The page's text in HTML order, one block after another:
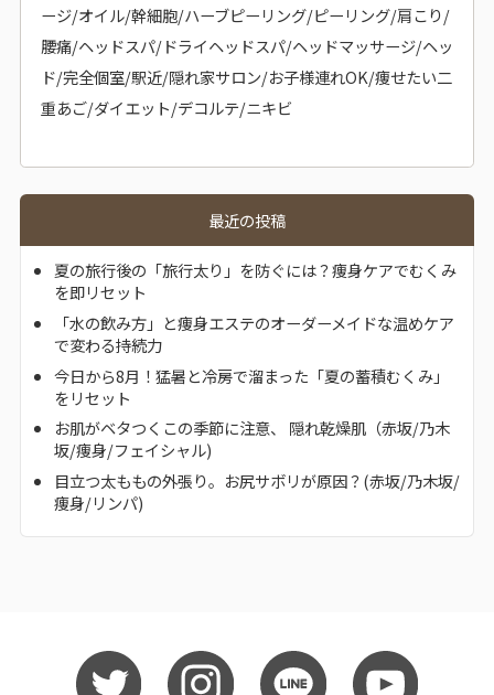
ージ/オイル/幹細胞/ハーブピーリング/ピーリング/肩こり/
腰痛/ヘッドスパ/ドライヘッドスパ/ヘッドマッサージ/ヘッ
ド/完全個室/駅近/隠れ家サロン/お子様連れOK/痩せたい二
重あご/ダイエット/デコルテ/ニキビ
最近の投稿
夏の旅行後の「旅行太り」を防ぐには？痩身ケアでむくみ
を即リセット
「水の飲み方」と痩身エステのオーダーメイドな温めケア
で変わる持続力
今日から8月！猛暑と冷房で溜まった「夏の蓄積むくみ」
をリセット
お肌がベタつくこの季節に注意、 隠れ乾燥肌（赤坂/乃木
坂/痩身/フェイシャル)
目立つ太ももの外張り。お尻サボリが原因？(赤坂/乃木坂/
痩身/リンパ)